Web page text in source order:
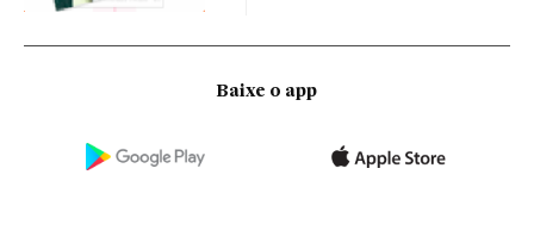
Baixe o app